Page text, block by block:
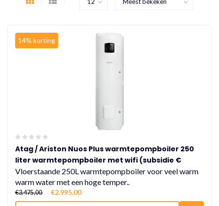
14% korting
Atag / Ariston Nuos Plus warmtepompboiler 250
liter warmtepompboiler met wifi (subsidie €
925,-)
Vloerstaande 250L warmtepompboiler voor veel warm
warm water met een hoge temper..
€3.475,00 €2.995,00